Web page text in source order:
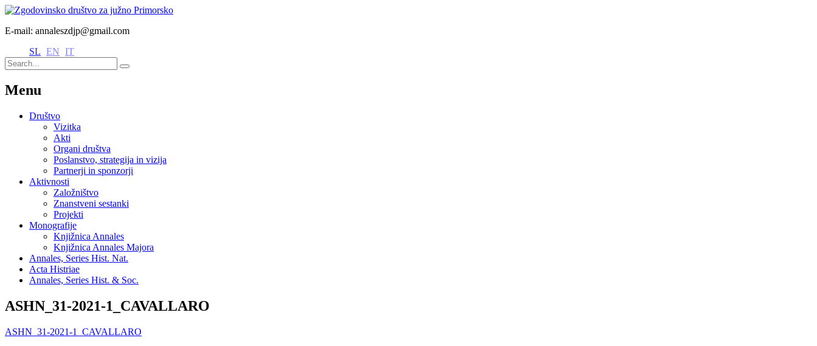
E-mail: annaleszdjp@gmail.com
SL EN IT
Menu
Društvo
Vizitka
Akti
Organi društva
Poslanstvo, strategija in vizija
Partnerji in sponzorji
Aktivnosti
Založništvo
Znanstveni sestanki
Projekti
Monografije
Knjižnica Annales
Knjižnica Annales Majora
Annales, Series Hist. Nat.
Acta Histriae
Annales, Series Hist. & Soc.
ASHN_31-2021-1_CAVALLARO
ASHN_31-2021-1_CAVALLARO